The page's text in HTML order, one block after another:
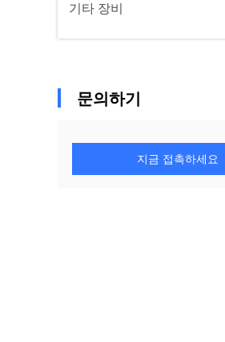
기타 장비
문의하기
지금 접촉하세요